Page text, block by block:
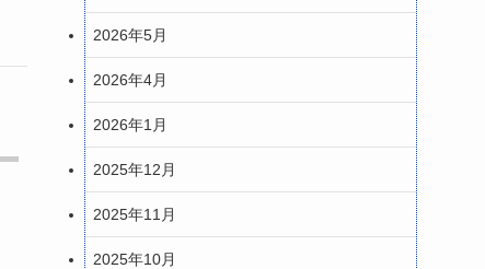
2026年5月
2026年4月
2026年1月
2025年12月
2025年11月
2025年10月